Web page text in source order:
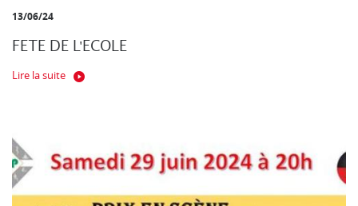
13/06/24
FETE DE L'ECOLE
Lire la suite